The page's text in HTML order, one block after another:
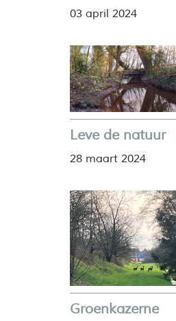
03 april 2024
Leve de natuur
28 maart 2024
Groenkazerne